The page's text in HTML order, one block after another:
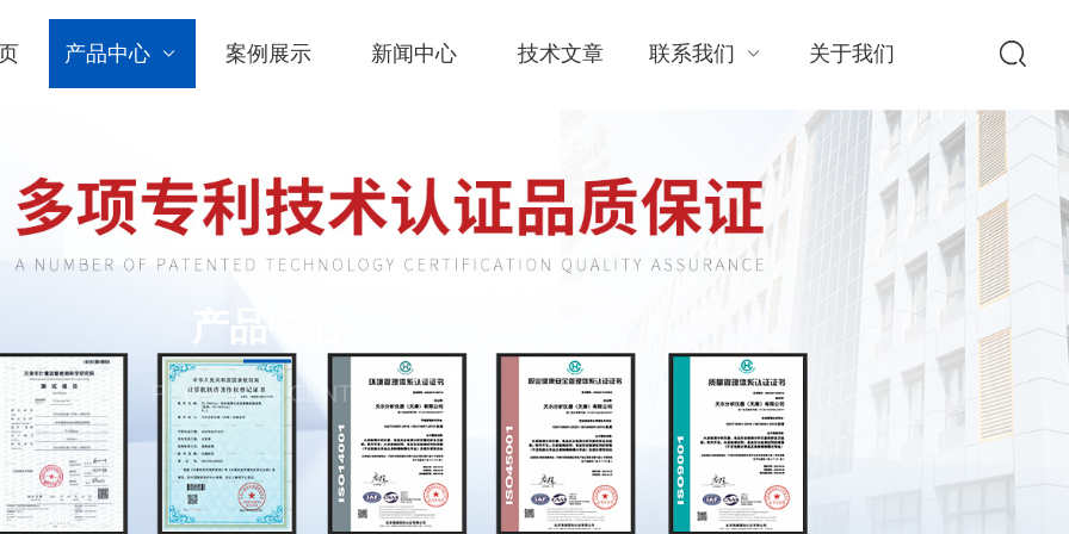
产品中心 案例展示 新闻中心 技术文章 联系我们 关于我们
产品中心
PRODUCTS CENTER